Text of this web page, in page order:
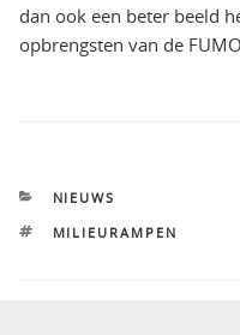
dan ook een beter beeld
opbrengsten van de
CATEGORIEËN
NIEUWS
TAGS
MILIEURAMPEN